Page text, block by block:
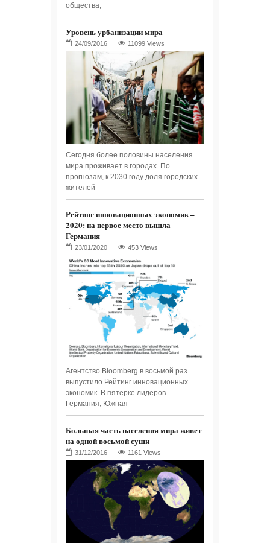
общества,
Уровень урбанизации мира
11099 Views
Сегодня более половины населения
мира проживает в городах. По
прогнозам, к 2030 году доля городских
жителей
Рейтинг инновационных экономик –
2020: на первое место вышла
Германия
453 Views
Агентство Bloomberg в восьмой раз
выпустило Рейтинг инновационных
экономик. В пятерке лидеров —
Германия, Южная
Большая часть населения мира живет
на одной восьмой суши
1161 Views